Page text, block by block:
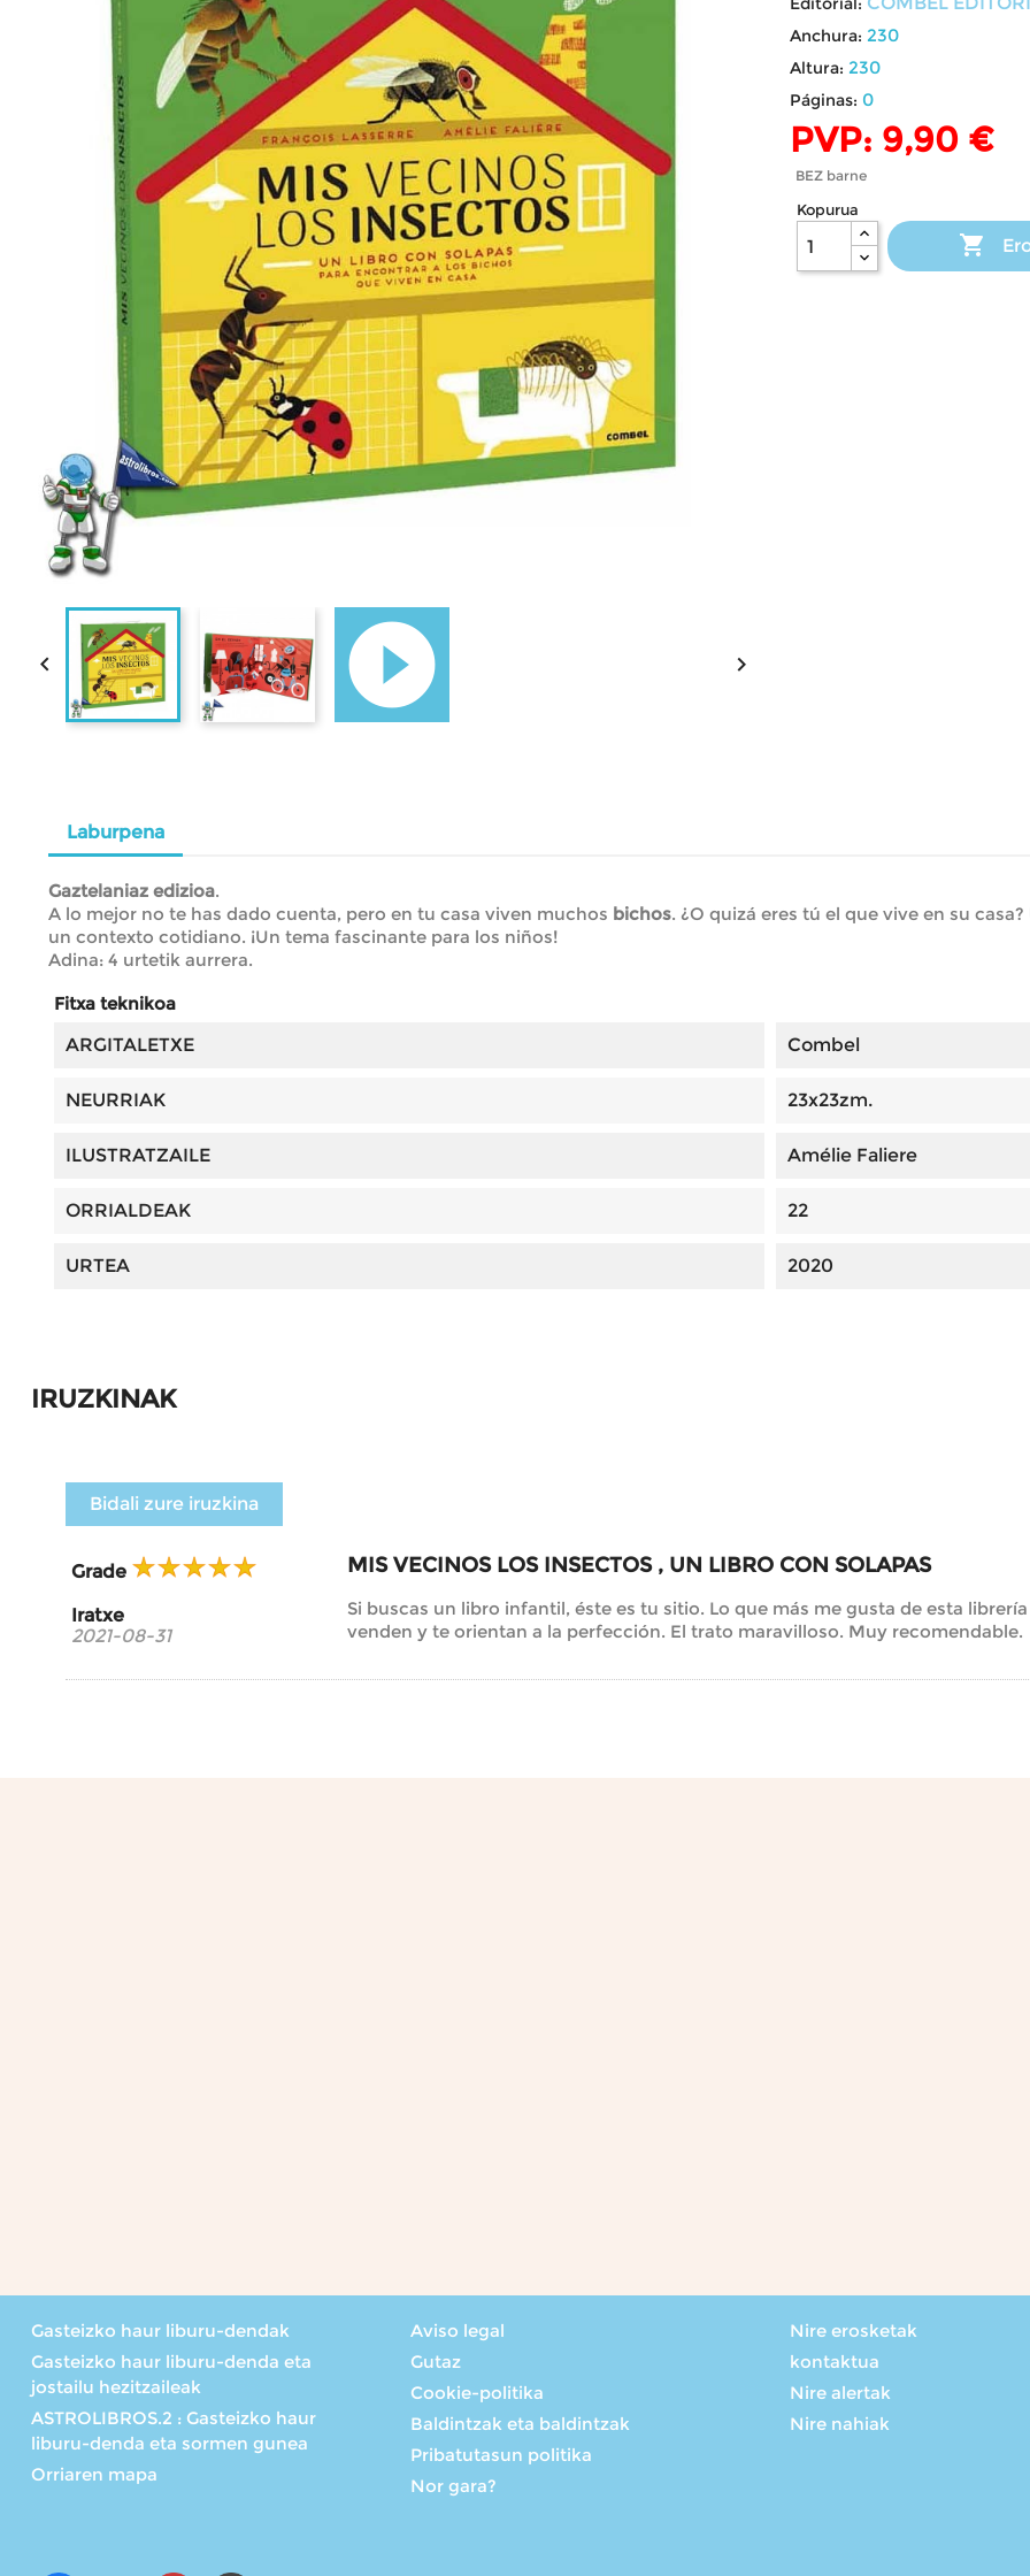

 
Anchura: 230
Altura: 230
Páginas: 0
PVP: 9,90 €
BEZ barne
Kopurua

Laburpena
Gaztelaniaz edizioa.
A lo mejor no te has dado cuenta, pero en tu casa viven muchos bichos. ¿O quizá eres tú el que vive en su casa?
un contexto cotidiano. ¡Un tema fascinante para los niños!
Adina: 4 urtetik aurrera.
Fitxa teknikoa
ARGITALETXE
Combel
NEURRIAK 23x23zm.
ILUSTRATZAILE Amélie Faliere
ORRIALDEAK 22
URTEA 2020
IRUZKINAK
Bidali zure iruzkina
Grade
Iratxe
2021-08-31
MIS VECINOS LOS INSECTOS , UN LIBRO CON SOLAPAS
Si buscas un libro infantil, éste es tu sitio. Lo que más me gusta de esta
venden y te orientan a la perfección. El trato maravilloso. Muy recomendable.
Gasteizko haur liburu-dendak
Gasteizko haur liburu-denda eta
jostailu hezitzaileak
ASTROLIBROS.2 : Gasteizko haur
liburu-denda eta sormen gunea
Orriaren mapa
Aviso legal
Gutaz
Cookie-politika
Baldintzak eta baldintzak
Pribatutasun politika
Nor gara?
Nire erosketak
kontaktua
Nire alertak
Nire nahiak